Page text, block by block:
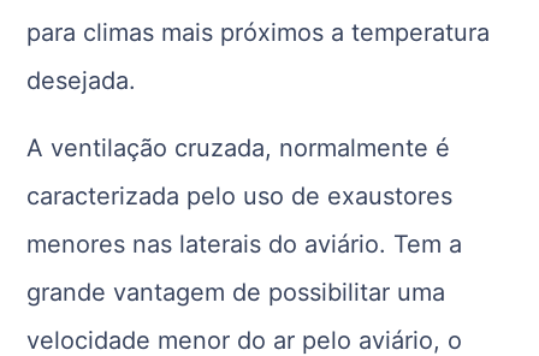
para climas mais próximos a temperatura
desejada.
A ventilação cruzada, normalmente é
caracterizada pelo uso de exaustores
menores nas laterais do aviário. Tem a
grande vantagem de possibilitar uma
velocidade menor do ar pelo aviário, o